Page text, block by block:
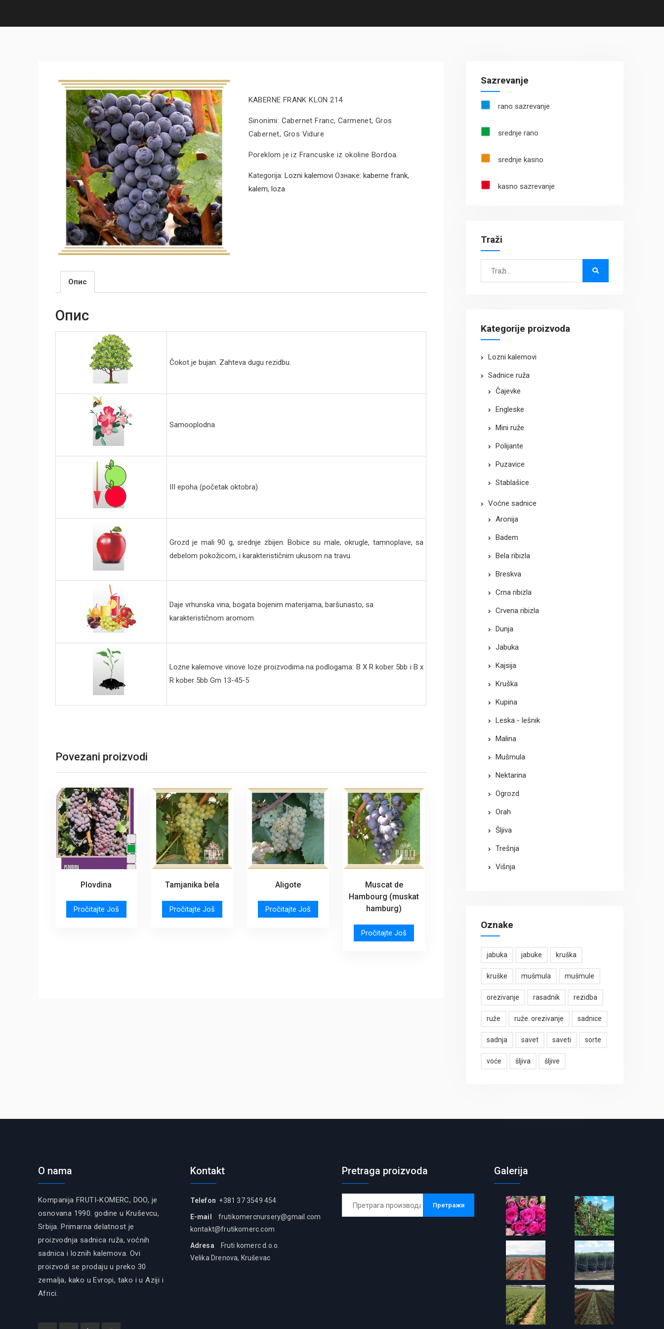
KABERNE FRANK KLON 214
Sinonimi: Cabernet Franc, Carmenet, Gros
Cabernet, Gros Vidure
Poreklom je iz Francuske iz okoline Bordoa.
Kategorija: Lozni kalemovi Ознаке: kaberne frank,
kalem, loza
Опис
Опис
Čokot je bujan. Zahteva dugu rezidbu.
Samooplodna
III epoha (početak oktobra)
Grozd je mali 90 g, srednje zbijen. Bobice su male, okrugle, tamnoplave, sa
debelom pokožicom, i karakterističnim ukusom na travu.
Daje vrhunska vina, bogata bojenim materijama, baršunasto, sa
karakterističnom aromom.
Lozne kalemove vinove loze proizvodima na podlogama: B X R kober 5bb i B x
R kober 5bb Gm 13-45-5
Povezani proizvodi
Plovdina
Pročitajte Još
Tamjanika bela
Pročitajte Još
Aligote
Pročitajte Još
Muscat de
Hambourg (muskat
hamburg)
Pročitajte Još
Sazrevanje
rano sazrevanje
srednje rano
srednje kasno
kasno sazrevanje
Traži
Search
Kategorije proizvoda
Lozni kalemovi
Sadnice ruža
Čajevke
Engleske
Mini ruže
Polijante
Puzavice
Stablašice
Voćne sadnice
Aronija
Badem
Bela ribizla
Breskva
Crna ribizla
Crvena ribizla
Dunja
Jabuka
Kajsija
Kruška
Kupina
Leska - lešnik
Malina
Mušmula
Nektarina
Ogrozd
Orah
Šljiva
Trešnja
Višnja
Oznake
jabuka jabuke kruška
kruške mušmula mušmule
orezivanje rasadnik rezidba
ruže ruže. orezivanje sadnice
sadnja savet saveti sorte
voće šljiva šljive
O nama
Kompanija FRUTI-KOMERC, DOO, je
osnovana 1990. godine u Kruševcu,
Srbija. Primarna delatnost je
proizvodnja sadnica ruža, voćnih
sadnica i loznih kalemova. Ovi
proizvodi se prodaju u preko 30
zemalja, kako u Evropi, tako i u Aziji i
Africi.
Kontakt
Telefon +381 37 3549 454
E-mail
frutikomercnursery@gmail.com
kontakt@frutikomerc.com
Adresa Fruti komerc d.o.o.
Velika Drenova, Kruševac
Pretraga proizvoda
Претражи
Galerija